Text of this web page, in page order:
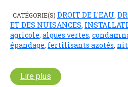
CATÉGORIE(S) DROIT DE L'EAU
ET DES NUISANCES
agricole, algues vertes,
épandage, fertilisants azotés,
Lire plus